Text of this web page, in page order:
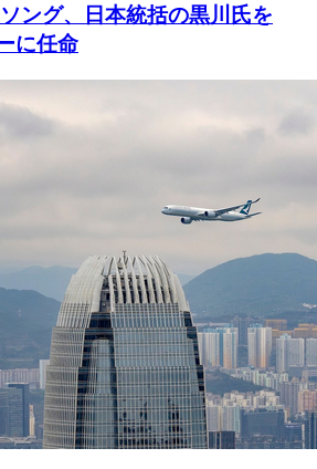
ング、日本統括の黒川氏を
に任命